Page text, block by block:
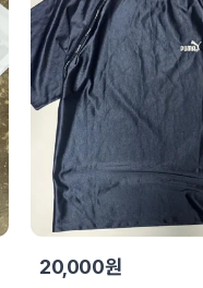
20,000원